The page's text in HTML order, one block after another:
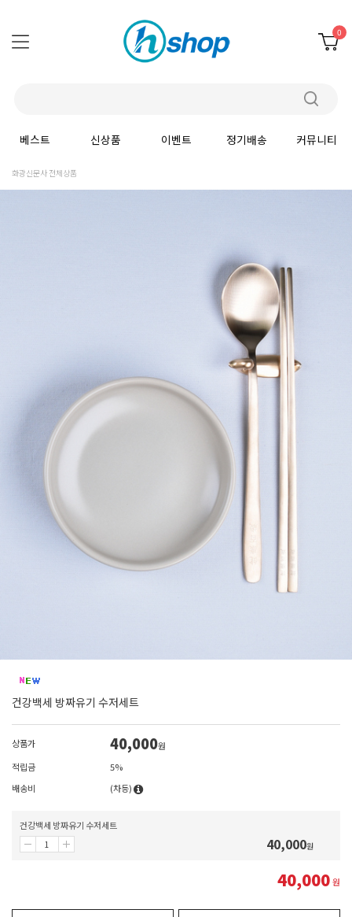
0
베스트 신상품 이벤트 정기배송 커뮤니티
화광신문사 전체상품
건강백세 방짜유기 수저세트
상품가 40,000원
적립금
5%
배송비
(차등)
건강백세 방짜유기 수저세트
40,000원
40,000원